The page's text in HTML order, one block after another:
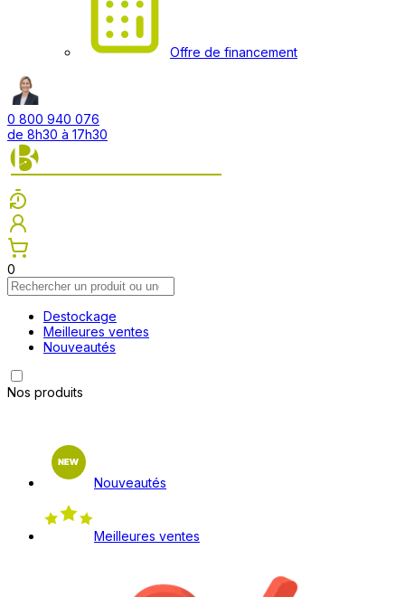
Offre de financement
0 800 940 076
de 8h30 à 17h30
0
Destockage
Meilleures ventes
Nouveautés
Nos produits
Nouveautés
Meilleures ventes